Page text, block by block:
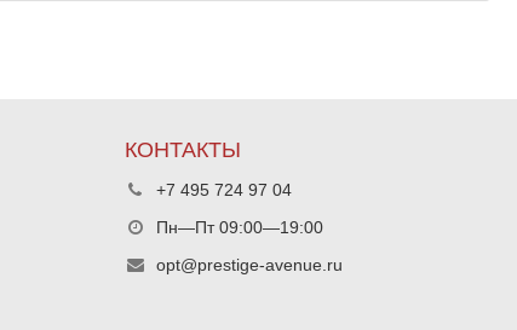
КОНТАКТЫ
+7 495 724 97 04
Пн—Пт 09:00—19:00
opt@prestige-avenue.ru